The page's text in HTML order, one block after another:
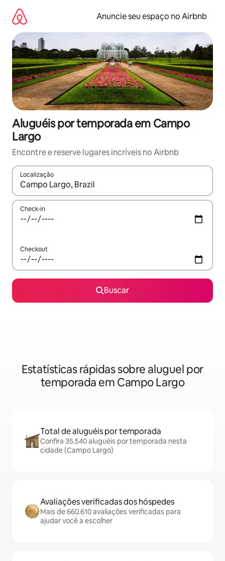
para
conteúdo
Anuncie seu espaço no Airbnb
Aluguéis por temporada em Campo
Largo
Encontre e reserve lugares incríveis no Airbnb
Localização
Quando os resultados estiverem disponíveis, explore-os
Check-in
Checkout
Buscar
Estatísticas rápidas sobre aluguel por
temporada em Campo Largo
Total de aluguéis por temporada
Confira 35.540 aluguéis por temporada nesta
cidade (Campo Largo)
Avaliações verificadas dos hóspedes
Mais de 660.610 avaliações verificadas para
ajudar você a escolher